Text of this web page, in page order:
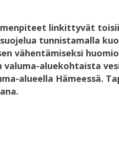
linkittyvät
tunnistamalla
vähentämiseksi
aluekohtaista
alueella Hämeessä.